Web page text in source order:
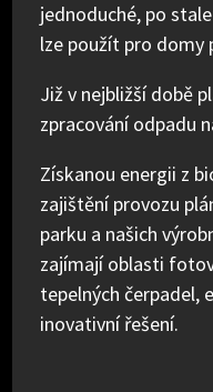
jednoduché, po
lze použít pro domy
Již v nejbližší době
zpracování odpadu
Získanou energii z
zajištění provozu
parku a našich
zajímají oblasti
tepelných čerpadel,
inovativní řešení.